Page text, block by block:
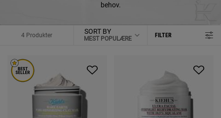
behov.
4 Produkter SORT BY FILTER
FILTER MENU